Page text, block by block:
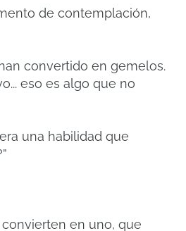
de contemplación,
convertido en gemelos.
eso es algo que no
una habilidad que
en uno, que